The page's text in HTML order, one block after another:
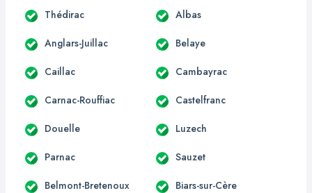
Thédirac Albas
Anglars-Juillac Belaye
Caillac Cambayrac
Carnac-Rouffiac Castelfranc
Douelle Luzech
Parnac Sauzet
Belmont-Bretenoux Biars-sur-Cère